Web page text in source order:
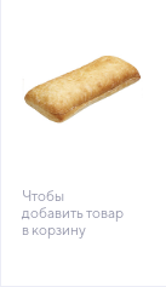
Чтобы
добавить товар
в корзину